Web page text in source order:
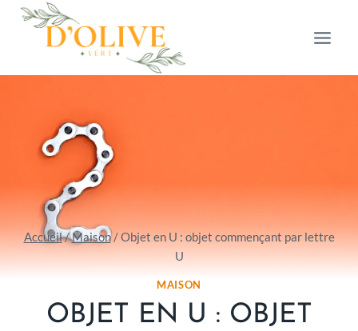
Aller
Accueil/Maison /Objet en U : objet commençant par lettre
U
MAISON
OBJET EN U : OBJET